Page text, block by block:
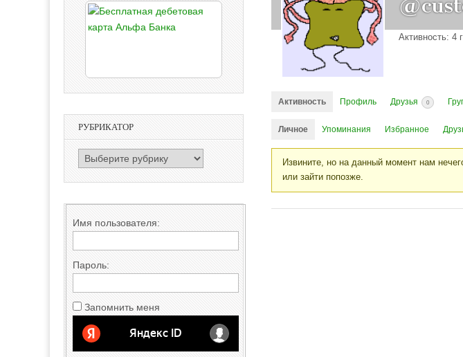
Активность: 4
Активность Профиль Друзья 0
Личное Упоминания Избранное
Извините, но на данный момент нам
или зайти попозже.
РУБРИКАТОР
РУБРИКАТОР
Имя пользователя:
Пароль:
Запомнить меня